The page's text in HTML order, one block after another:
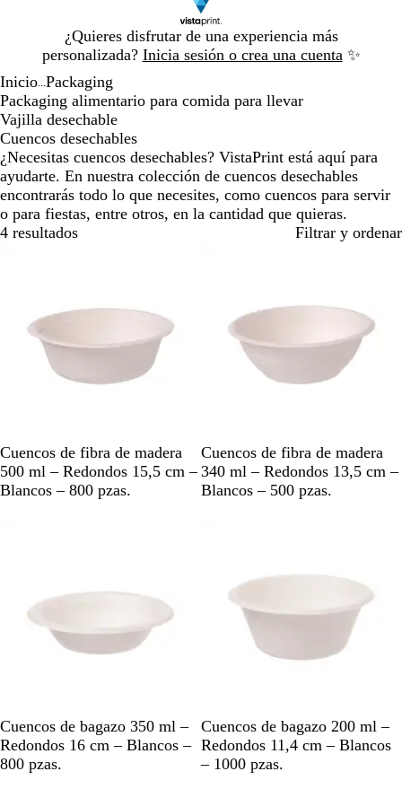
¿Quieres disfrutar de una experiencia más
personalizada? Inicia sesión o crea una cuenta ✨
1
Inicio Packaging
Packaging alimentario para comida para llevar
Vajilla desechable
Cuencos desechables
¿Necesitas cuencos desechables? VistaPrint está aquí para
ayudarte. En nuestra colección de cuencos desechables
encontrarás todo lo que necesites, como cuencos para servir
o para fiestas, entre otros, en la cantidad que quieras.
4 resultados
Filtrar y ordenar
B
l
a
Cuencos de fibra de madera
500 ml – Redondos 15,5 cm –
Blancos – 800 pzas.
B
l
a
Cuencos de fibra de madera
340 ml – Redondos 13,5 cm –
Blancos – 500 pzas.
B
l
a
Cuencos de bagazo 350 ml –
Redondos 16 cm – Blancos –
800 pzas.
B
l
a
Cuencos de bagazo 200 ml –
Redondos 11,4 cm – Blancos
– 1000 pzas.